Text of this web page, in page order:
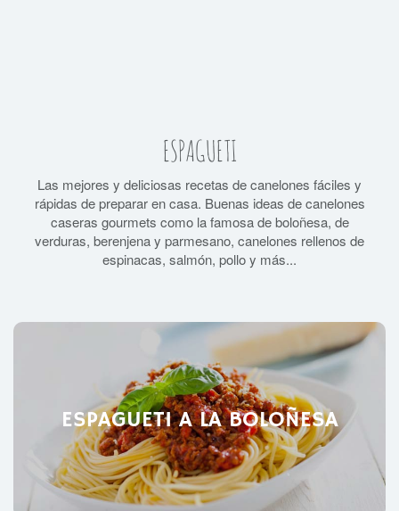
ESPAGUETI
Las mejores y deliciosas recetas de canelones fáciles y
rápidas de preparar en casa. Buenas ideas de canelones
caseras gourmets como la famosa de boloñesa, de
verduras, berenjena y parmesano, canelones rellenos de
espinacas, salmón, pollo y más...
ESPAGUETI A LA BOLOÑESA